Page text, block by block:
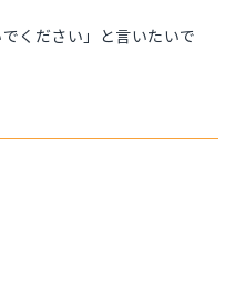
ください」と言いたいで